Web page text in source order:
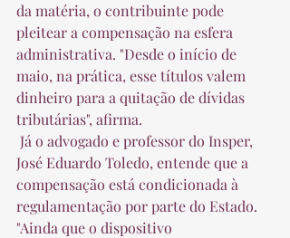
da matéria, o contribuinte pode
pleitear a compensação na esfera
administrativa. "Desde o início de
maio, na prática, esse títulos valem
dinheiro para a quitação de dívidas
tributárias", afirma.
José Eduardo Toledo, entende que a
compensação está condicionada à
regulamentação por parte do Estado.
"Ainda que o dispositivo